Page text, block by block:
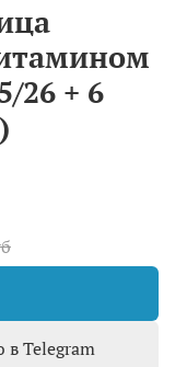
26 + 6
в Telegram